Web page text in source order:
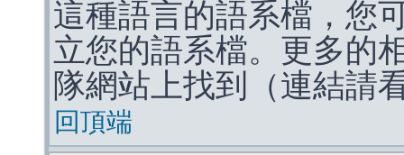
這種語言的語系檔，您
立您的語系檔。更多的
隊網站上找到（連結請
回頂端